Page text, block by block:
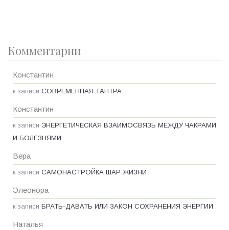
Комментарии
Константин
к записи СОВРЕМЕННАЯ ТАНТРА
Константин
к записи ЭНЕРГЕТИЧЕСКАЯ ВЗАИМОСВЯЗЬ МЕЖДУ ЧАКРАМИ
И БОЛЕЗНЯМИ
Вера
к записи САМОНАСТРОЙКА ШАР ЖИЗНИ
Элеонора
к записи БРАТЬ-ДАВАТЬ ИЛИ ЗАКОН СОХРАНЕНИЯ ЭНЕРГИИ
Наталья